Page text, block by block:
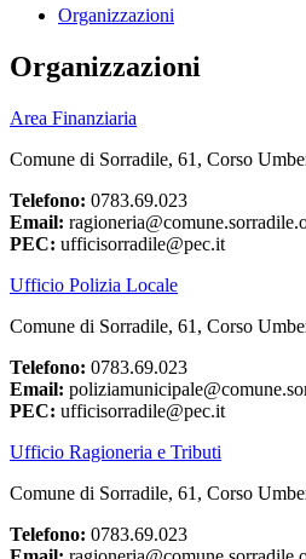
Organizzazioni
Organizzazioni
Area Finanziaria
Comune di Sorradile, 61, Corso
Telefono: 0783.69.023
Email:
PEC: ufficisorradile@pec.it
Ufficio Polizia Locale
Comune di Sorradile, 61, Corso
Telefono: 0783.69.023
Email:
PEC: ufficisorradile@pec.it
Ufficio Ragioneria e Tributi
Comune di Sorradile, 61, Corso
Telefono: 0783.69.023